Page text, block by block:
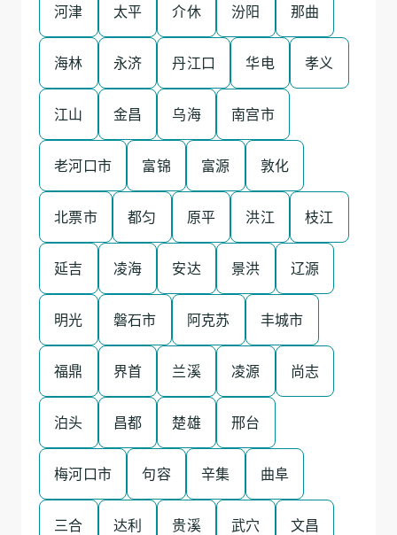
河津 太平 介休 汾阳 那曲
海林 永济 丹江口 华电 孝义
江山 金昌 乌海 南宫市
老河口市 富锦 富源 敦化
北票市 都匀 原平 洪江 枝江
延吉 凌海 安达 景洪 辽源
明光 磐石市 阿克苏 丰城市
福鼎 界首 兰溪 凌源 尚志
泊头 昌都 楚雄 邢台
梅河口市 句容 辛集 曲阜
三合 达利 贵溪 武穴 文昌